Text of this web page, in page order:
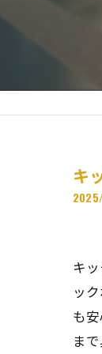
キ
キ
ッ
も
ま